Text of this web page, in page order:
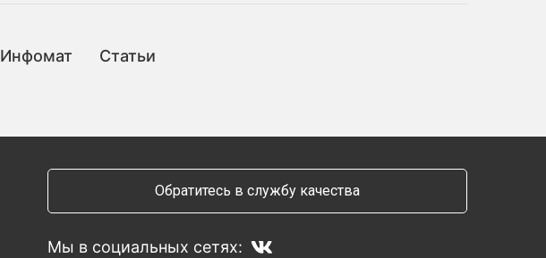
Инфомат Статьи
Обратитесь в службу качества
Мы в социальных сетях: